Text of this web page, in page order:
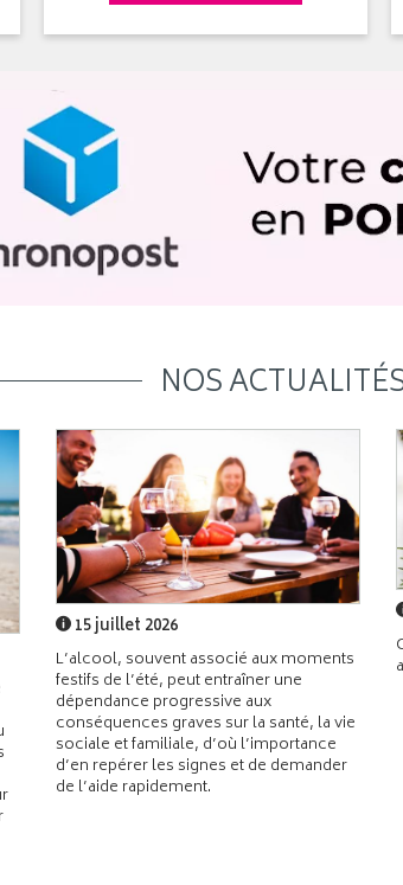
NOS
15 juillet 2026
L’alcool, souvent associé aux moments
festifs de l’été, peut entraîner une
dépendance progressive aux
conséquences graves sur la santé, la vie
sociale et familiale, d’où l’importance
d’en repérer les signes et de demander
de l’aide rapidement.